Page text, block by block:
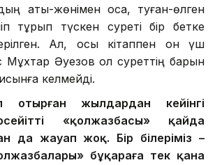
аты-жөнімен қоса, туған-өлген
тұрып түскен суреті бір бетке
Ал, осы кітаппен он үш
Әуезов ол суреттің барын
келмейді.
отырған жылдардан кейінгі
«қолжазбасы» қайда
да жауап жоқ. Бір білеріміз –
бұқараға тек қана